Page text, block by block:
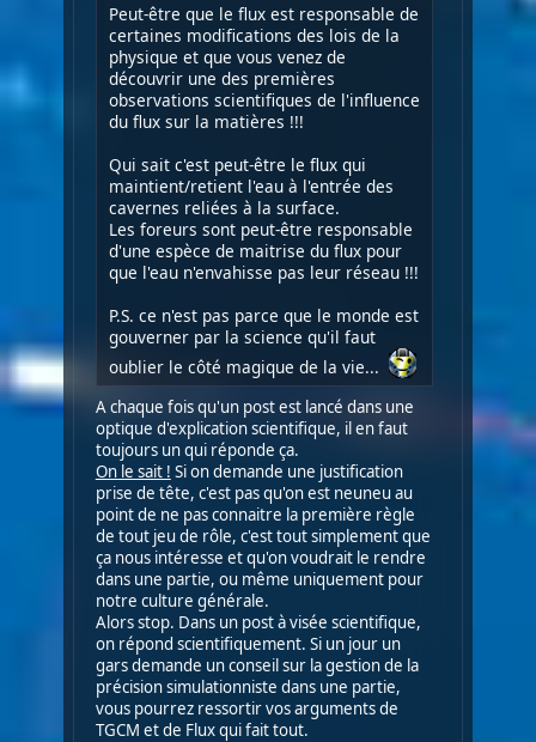
Peut-être que le flux est responsable de
certaines modifications des lois de la
physique et que vous venez de
découvrir une des premières
observations scientifiques de l'influence
du flux sur la matières !!!
Qui sait c'est peut-être le flux qui
maintient/retient l'eau à l'entrée des
cavernes reliées à la surface.
Les foreurs sont peut-être responsable
d'une espèce de maitrise du flux pour
que l'eau n'envahisse pas leur réseau !!!
P.S. ce n'est pas parce que le monde est
gouverner par la science qu'il faut
oublier le côté magique de la vie...
A chaque fois qu'un post est lancé dans une
optique d'explication scientifique, il en faut
toujours un qui réponde ça.
On le sait ! Si on demande une justification
prise de tête, c'est pas qu'on est neuneu au
point de ne pas connaitre la première règle
de tout jeu de rôle, c'est tout simplement que
ça nous intéresse et qu'on voudrait le rendre
dans une partie, ou même uniquement pour
notre culture générale.
Alors stop. Dans un post à visée scientifique,
on répond scientifiquement. Si un jour un
gars demande un conseil sur la gestion de la
précision simulationniste dans une partie,
vous pourrez ressortir vos arguments de
TGCM et de Flux qui fait tout.